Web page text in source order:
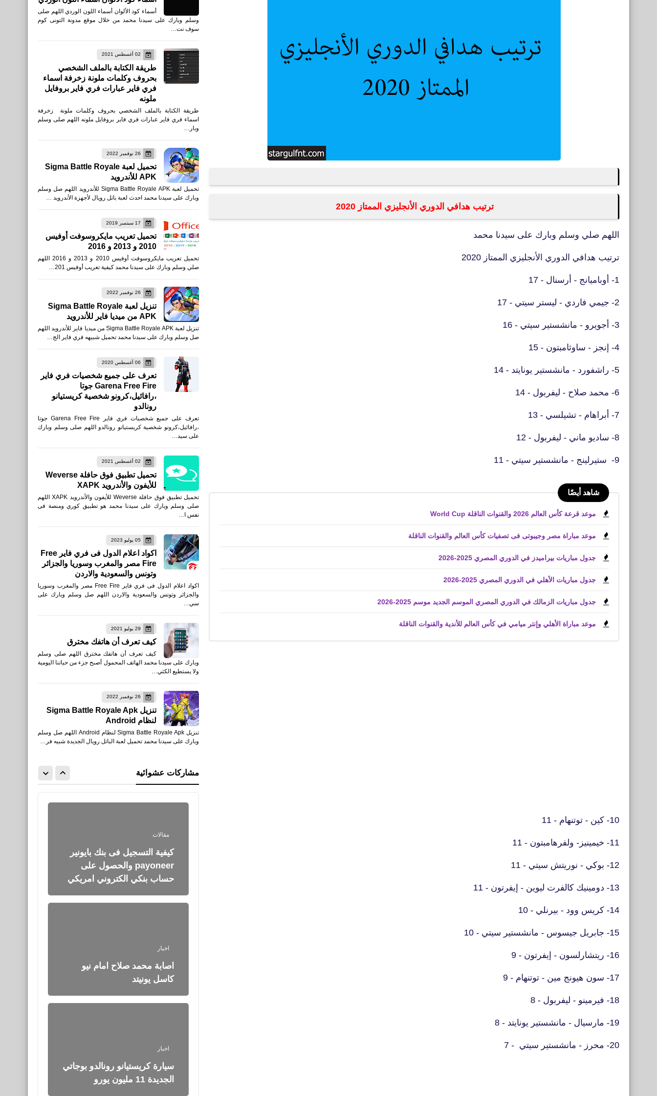
ترتيب هدافي الدوري الأنجليزي الممتاز 2020
اللهم صلي وسلم وبارك على سيدنا محمد
ترتيب هدافي الدوري الأنجليزي الممتاز 2020
1- أوباميانج - أرسنال - 17
2- جيمي فاردي - ليستر سيتي - 17
3- أجويرو - مانشستير سيتي - 16
4- إنجز - ساوثامبتون - 15
5- راشفورد - مانشستير يونايتد - 14
6- محمد صلاح - ليفربول - 14
7- أبراهام - تشيلسي - 13
8- ساديو ماني - ليفربول - 12
9- ستيرلينج - مانشستير سيتي - 11
شاهد أيضًا
موعد قرعة كأس العالم 2026 والقنوات الناقلة World Cup
موعد مباراة مصر وجيبوتى فى تصفيات كأس العالم والقنوات الناقلة
جدول مباريات بيراميدز في الدوري المصري 2025-2026
جدول مباريات الأهلي في الدوري المصري 2025-2026
جدول مباريات الزمالك في الدوري المصري الموسم الجديد موسم 2025-2026
موعد مباراة الأهلي وإنتر ميامي في كأس العالم للأندية والقنوات الناقلة
10- كين - توتنهام - 11
11- خيمينيز- ولفرهامبتون - 11
12- بوكي - نوريتش سيتي - 11
13- دومينيك كالفرت ليوين - إيفرتون - 11
14- كريس وود - بيرنلي - 10
15- جابريل جيسوس - مانشستير سيتي - 10
16- ريتشارلسون - إيفرتون - 9
17- سون هيونج مين - توتنهام - 9
18- فيرمينو - ليفربول - 8
19- مارسيال - مانشستير يونايتد - 8
20- محرز - مانشستير سيتي - 7
أسماء كود الألوان أسماء اللون الوردي اللهم صلى
وسلم وبارك على سيدنا محمد من خلال موقع مدونة التونى كوم
سوف نت…
02 أغسطس 2021
طريقة الكتابة بالملف الشخصي
بحروف وكلمات ملونة زخرفة اسماء
فري فاير عبارات فري فاير بروفايل
ملونه
طريقة الكتابة بالملف الشخصي بحروف وكلمات ملونة زخرفة
اسماء فري فاير عبارات فري فاير بروفايل ملونه اللهم صلى وسلم
وبار…
26 نوفمبر 2022
تحميل لعبة Sigma Battle Royale
APK للأندرويد
تحميل لعبة Sigma Battle Royale APK للأندرويد اللهم صل وسلم
وبارك على سيدنا محمد احدث لعبة باتل رويال لأجهزة الأندرويد …
17 سبتمبر 2019
تحميل تعريب مايكروسوفت أوفيس
2010 و 2013 و 2016
تحميل تعريب مايكروسوفت أوفيس 2010 و 2013 و 2016 اللهم
صلي وسلم وبارك على سيدنا محمد كيفية تعريب أوفيس 201…
26 نوفمبر 2022
تنزيل لعبة Sigma Battle Royale
APK من ميديا فاير للأندرويد
تنزيل لعبة Sigma Battle Royale APK من ميديا فاير للأندرويد اللهم
صل وسلم وبارك على سيدنا محمد تحميل شبيهه فري فاير الج…
06 أغسطس 2020
تعرف على جميع شخصيات فري فاير
Garena Free Fire جوتا
،رافائيل،كرونو شخصية كريستيانو
رونالدو
تعرف على جميع شخصيات فري فاير Garena Free Fire جوتا
،رافائيل،كرونو شخصية كريستيانو رونالدو اللهم صلى وسلم وبارك
على سيد…
02 أغسطس 2021
تحميل تطبيق فوق حافلة Weverse
للأيفون والأندرويد XAPK
تحميل تطبيق فوق حافلة Weverse للأيفون والأندرويد XAPK اللهم
صلى وسلم وبارك على سيدنا محمد هو تطبيق كوري ومنصة فى
نفس ا…
05 يوليو 2023
اكواد اعلام الدول فى فري فاير Free
Fire مصر والمغرب وسوريا والجزائر
وتونس والسعودية والاردن
اكواد اعلام الدول فى فري فاير Free Fire مصر والمغرب وسوريا
والجزائر وتونس والسعودية والاردن اللهم صل وسلم وبارك على
سي…
29 يوليو 2021
كيف تعرف أن هاتفك مخترق
كيف تعرف أن هاتفك مخترق اللهم صلى وسلم
وبارك على سيدنا محمد الهاتف المحمول أصبح جزء من حياتنا اليومية
ولا يستطيع الكثي…
26 نوفمبر 2022
تنزيل Sigma Battle Royale Apk
لنظام Android
تنزيل Sigma Battle Royale Apk لنظام Android اللهم صل وسلم
وبارك على سيدنا محمد تحميل لعبة الباتل رويال الجديدة شبيه فر…
مشاركات عشوائية
كيفية اضافة التقييم الخمس
نجوم على مدونة بلوجر بشكل
كامل
كيفية اضافة التقييم بالنجوم
لمواضيع مدونة بلوجر
مقالات
كيفية التسجيل فى بنك بايونير
payoneer والحصول على
حساب بنكي الكتروني امريكي
اصابة محمد صلاح امام نيو
كاسل يونيتد
اخبار
سيارة كريستيانو رونالدو بوجاتي
الجديدة 11 مليون يورو
16 مايو 2019
بلوجر
كيفية اضافة التقييم الخمس
نجوم على مدونة بلوجر بشكل
كامل
fovtech
بلوجر
كيفية اضافة التقييم بالنجوم
لمواضيع مدونة بلوجر
مقالات
حساب بنكي الكتروني امريكي
اصابة محمد صلاح امام نيو
كاسل يونيتد
اخبار
سيارة كريستيانو رونالدو بوجاتي
الجديدة 11 مليون يورو
كيفية اضافة التقييم الخمس
نجوم على مدونة بلوجر بشكل
كامل